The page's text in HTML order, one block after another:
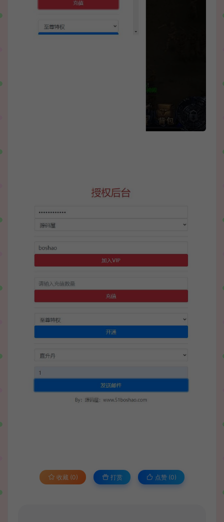
收藏 (0) 打赏 点赞 (0)